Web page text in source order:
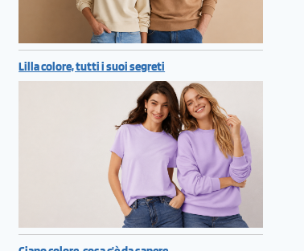
Lilla colore, tutti i suoi segreti